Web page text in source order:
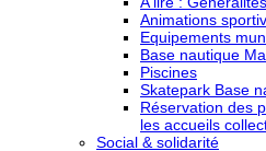
Animations
Equipements
Base nautique
Piscines
Skatepark Base
Réservation des
les accueils
Social & solidarité